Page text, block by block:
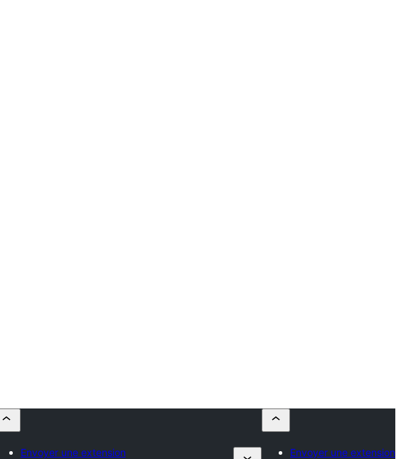
Envoyer une extension
Envoyer une extension